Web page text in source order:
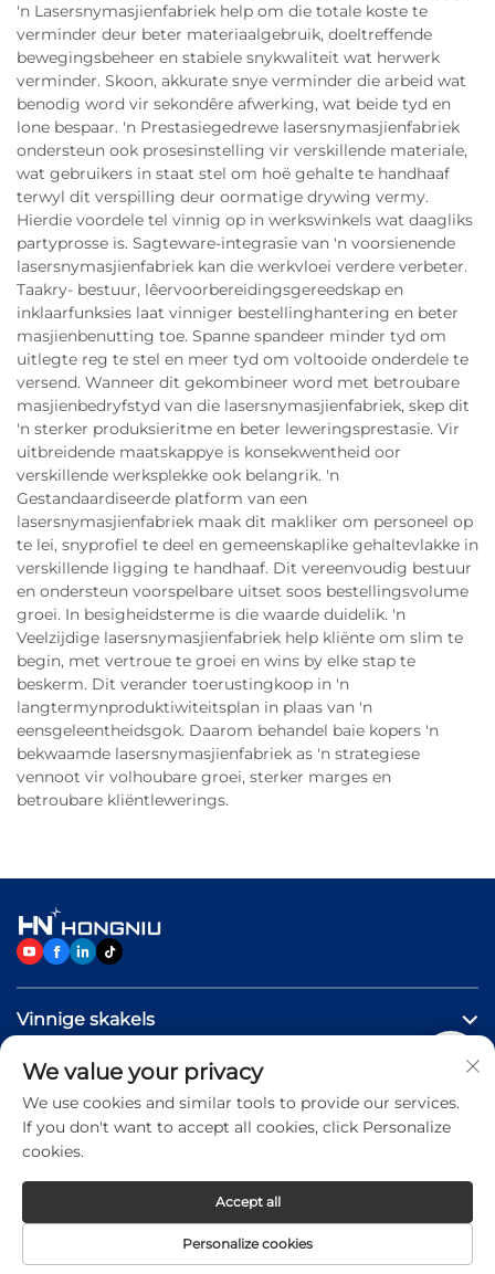
'n Lasersnymasjienfabriek help om die totale koste te
verminder deur beter materiaalgebruik, doeltreffende
bewegingsbeheer en stabiele snykwaliteit wat herwerk
verminder. Skoon, akkurate snye verminder die arbeid wat
benodig word vir sekondêre afwerking, wat beide tyd en
lone bespaar. 'n Prestasiegedrewe lasersnymasjienfabriek
ondersteun ook prosesinstelling vir verskillende materiale,
wat gebruikers in staat stel om hoë gehalte te handhaaf
terwyl dit verspilling deur oormatige drywing vermy.
Hierdie voordele tel vinnig op in werkswinkels wat daagliks
partyprosse is. Sagteware-integrasie van 'n voorsienende
lasersnymasjienfabriek kan die werkvloei verdere verbeter.
Taakry- bestuur, lêervoorbereidingsgereedskap en
inklaarfunksies laat vinniger bestellinghantering en beter
masjienbenutting toe. Spanne spandeer minder tyd om
uitlegte reg te stel en meer tyd om voltooide onderdele te
versend. Wanneer dit gekombineer word met betroubare
masjienbedryfstyd van die lasersnymasjienfabriek, skep dit
'n sterker produksieritme en beter leweringsprestasie. Vir
uitbreidende maatskappye is konsekwentheid oor
verskillende werksplekke ook belangrik. 'n
Gestandaardiseerde platform van een
lasersnymasjienfabriek maak dit makliker om personeel op
te lei, snyprofiel te deel en gemeenskaplike gehaltevlakke in
verskillende ligging te handhaaf. Dit vereenvoudig bestuur
en ondersteun voorspelbare uitset soos bestellingsvolume
groei. In besigheidsterme is die waarde duidelik. 'n
Veelzijdige lasersnymasjienfabriek help kliënte om slim te
begin, met vertroue te groei en wins by elke stap te
beskerm. Dit verander toerustingkoop in 'n
langtermynproduktiwiteitsplan in plaas van 'n
eensgeleentheidsgok. Daarom behandel baie kopers 'n
bekwaamde lasersnymasjienfabriek as 'n strategiese
vennoot vir volhoubare groei, sterker marges en
betroubare kliëntlewerings.
Vinnige skakels
PRODUKTE
Neem Vrylik Kontak Met Ons Op
Copyright © 2026 Jinan Hongniu Machinery Equipment
We value your privacy
We use cookies and similar tools to provide our services.
If you don't want to accept all cookies, click Personalize
cookies.
Personalize cookies
Accept all